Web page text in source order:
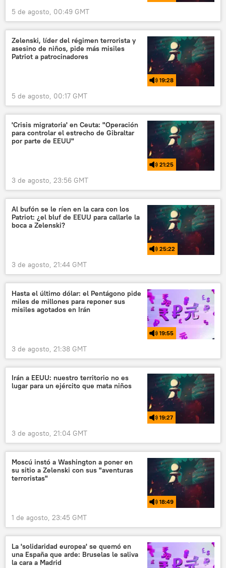
5 de agosto, 00:49 GMT
Zelenski, líder del régimen terrorista y
asesino de niños, pide más misiles
Patriot a patrocinadores
19:28
5 de agosto, 00:17 GMT
'Crisis migratoria' en Ceuta: "Operación
para controlar el estrecho de Gibraltar
por parte de EEUU"
21:25
3 de agosto, 23:56 GMT
Al bufón se le ríen en la cara con los
Patriot: ¿el bluf de EEUU para callarle la
boca a Zelenski?
25:22
3 de agosto, 21:44 GMT
Hasta el último dólar: el Pentágono pide
miles de millones para reponer sus
misiles agotados en Irán
19:55
3 de agosto, 21:38 GMT
Irán a EEUU: nuestro territorio no es
lugar para un ejército que mata niños
19:27
3 de agosto, 21:04 GMT
Moscú instó a Washington a poner en
su sitio a Zelenski con sus "aventuras
terroristas"
18:49
1 de agosto, 23:45 GMT
La 'solidaridad europea' se quemó en
una España que arde: Bruselas le saliva
la cara a Madrid